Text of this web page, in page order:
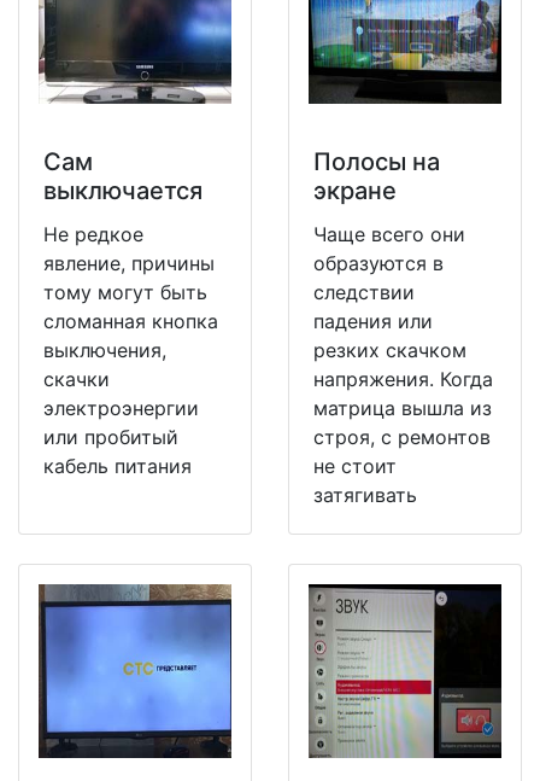
Сам
выключается
Не редкое
явление, причины
тому могут быть
сломанная кнопка
выключения,
скачки
электроэнергии
или пробитый
кабель питания
Полосы на
экране
Чаще всего они
образуются в
следствии
падения или
резких скачком
напряжения. Когда
матрица вышла из
строя, с ремонтов
не стоит
затягивать